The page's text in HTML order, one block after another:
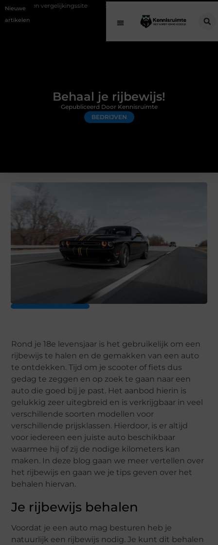
Nieuwe
artikelen
Schenking aan een goed doel: waarom geven belangrijk
Behaal je rijbewijs!
BEDRIJVEN
Gepubliceerd Door Kennisruimte
Rond je 18e levensjaar is het gebruikelijk om een
rijbewijs te halen en de gemakken van een auto
te ontdekken. Tijd om je scooter of fiets dus
gedag te zeggen en op zoek te gaan naar een
auto die goed bij je past. Het aanbod hierin is
gelukkig zeer uitegbreid en is verkrijgbaar in veel
verschillende soorten modellen voor
verschillende prijsklassen. Hierdoor, is er altijd
voor iedereen een juiste auto beschikbaar
waarmee hij of zij de nodige kilometers kan
maken. In deze blog gaan we meer vertellen over
het rijbewijs en gaan we je tips geven over het
behalen hiervan.
Je rijbewijs behalen
Voordat je een auto mag besturen heb je
natuurlijk een rijbewijs nodig. Je kunt dit behalen